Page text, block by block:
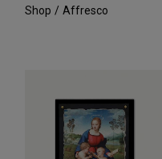
Shop Affresco